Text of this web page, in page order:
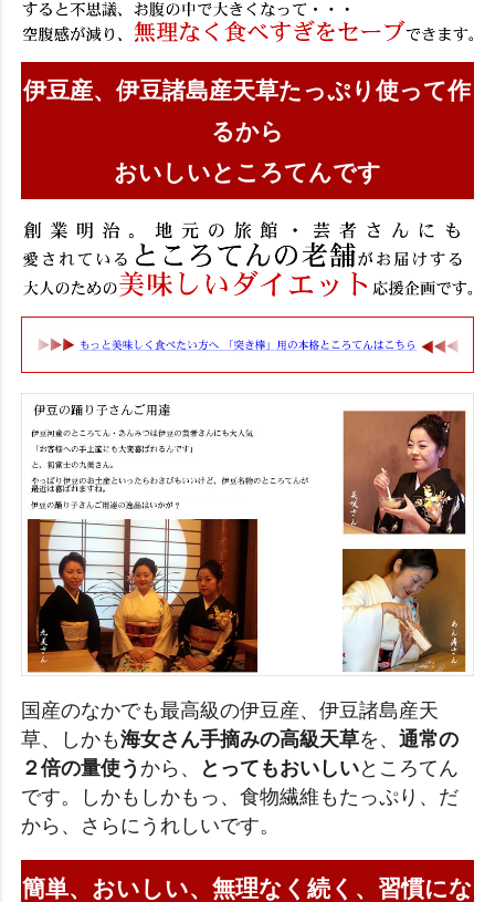
伊豆産、伊豆諸島産天草たっぷり使って作
るから
おいしいところてんです
国産のなかでも最高級の伊豆産、伊豆諸島産天
草、しかも海女さん手摘みの高級天草を、 通常の
２倍の量使う から、 とってもおいしいところてん
です。しかもしかもっ、食物繊維もたっぷり、だ
から、さらにうれしいです。
簡単、おいしい、無理なく続く、習慣にな